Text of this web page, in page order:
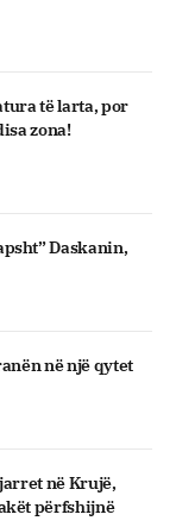
të larta, por
zona!
Daskanin,
në një qytet
në Krujë,
përfshijnë